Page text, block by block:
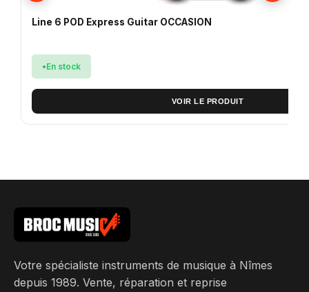
Line 6 POD Express Guitar OCCASION
En stock
VOIR LE PRODUIT
Votre spécialiste instruments de musique à Nîmes
depuis 1989. Vente, réparation et reprise